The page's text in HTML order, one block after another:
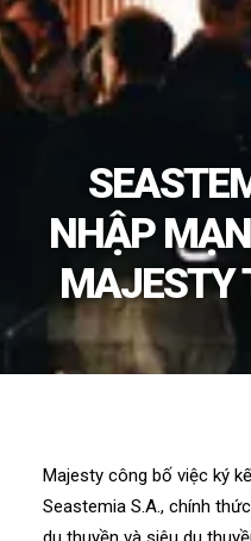
THUYỀN CÓ SẴN
THUYỀN CŨ CHÍNH HÃNG
NHẬP
MAJESTY
Majesty công bố việc ký
Seastemia S.A., chính